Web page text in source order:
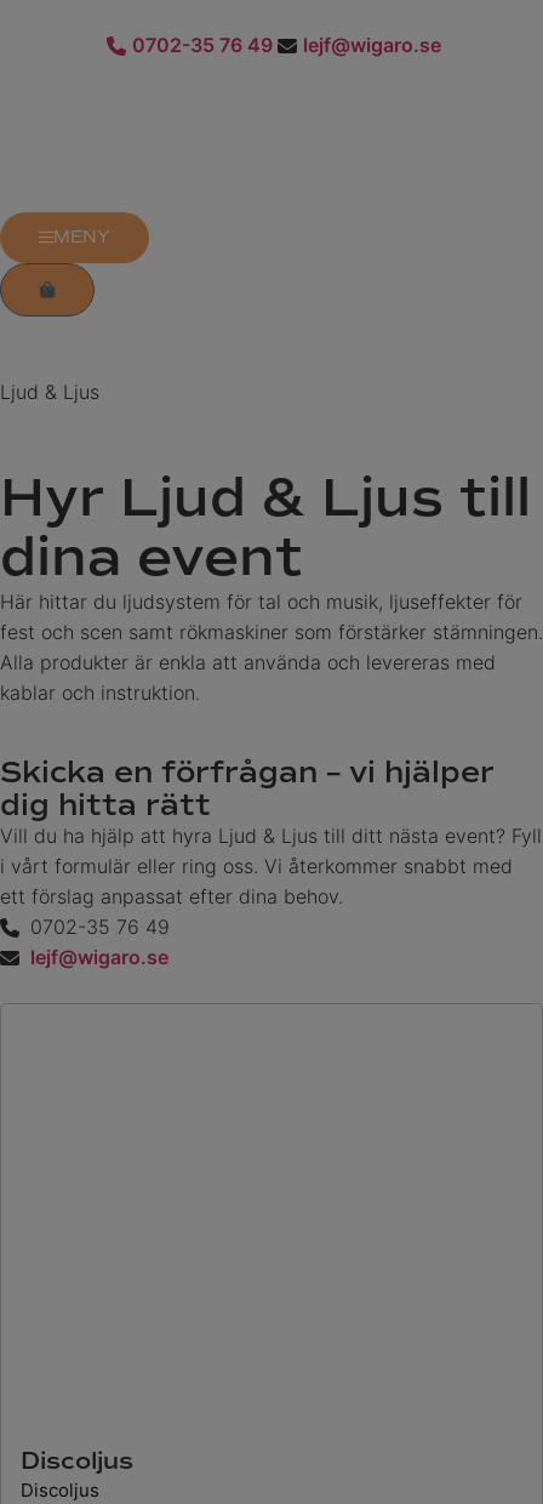
0702-35 76 49 lejf@wigaro.se
MENY
Ljud & Ljus
Hyr Ljud & Ljus till
dina event
Här hittar du ljudsystem för tal och musik, ljuseffekter för
fest och scen samt rökmaskiner som förstärker stämningen.
Alla produkter är enkla att använda och levereras med
kablar och instruktion.
Skicka en förfrågan – vi hjälper
dig hitta rätt
Vill du ha hjälp att hyra Ljud & Ljus till ditt nästa event? Fyll
i vårt formulär eller ring oss. Vi återkommer snabbt med
ett förslag anpassat efter dina behov.
0702-35 76 49
lejf@wigaro.se
Discoljus
Discoljus